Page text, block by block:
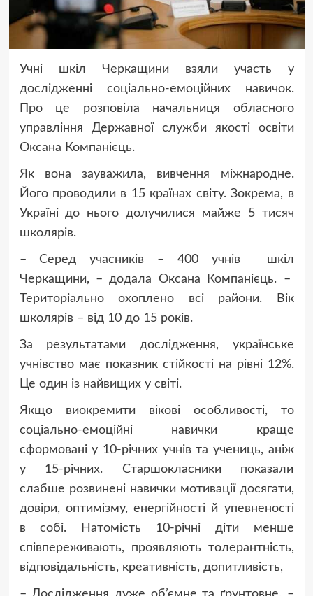
Учні шкіл Черкащини взяли участь у
дослідженні соціально-емоційних навичок.
Про це розповіла начальниця обласного
управління Державної служби якості освіти
Оксана Компанієць.
Як вона зауважила, вивчення міжнародне.
Його проводили в 15 країнах світу. Зокрема, в
Україні до нього долучилися майже 5 тисяч
школярів.
– Серед учасників – 400 учнів шкіл
Черкащини, – додала Оксана Компанієць. –
Територіально охоплено всі райони. Вік
школярів – від 10 до 15 років.
За результатами дослідження, українське
учнівство має показник стійкості на рівні 12%.
Це один із найвищих у світі.
Якщо виокремити вікові особливості, то
соціально-емоційні навички краще
сформовані у 10-річних учнів та учениць, аніж
у 15-річних. Старшокласники показали
слабше розвинені навички мотивації досягати,
довіри, оптимізму, енергійності й упевненості
в собі. Натомість 10-річні діти менше
співпереживають, проявляють толерантність,
відповідальність, креативність, допитливість,